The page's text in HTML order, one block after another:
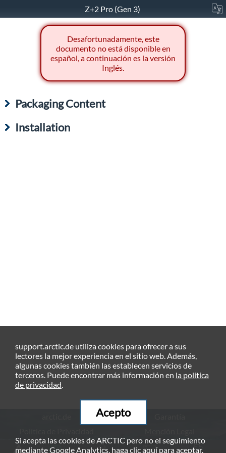
Z+2 Pro (Gen 3)
Desafortunadamente, este
documento no está disponible en
español, a continuación es la versión
Inglés.
Packaging Content
Installation
© ARCTIC (HK) Ltd. - 2026
support.arctic.de utiliza cookies para ofrecer a sus
lectores la mejor experiencia en el sitio web. Además,
algunas cookies también las establecen servicios de
terceros. Puede encontrar más información en la política
de privacidad.
Acepto
Si acepta las cookies de ARCTIC pero no el seguimiento
mediante Google Analytics, haga clicaquí para aceptar.